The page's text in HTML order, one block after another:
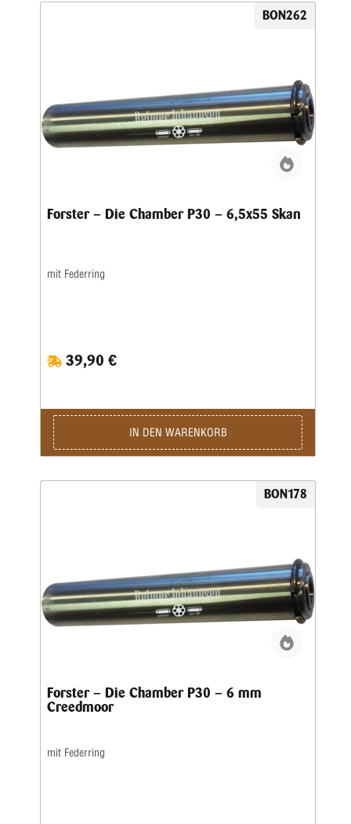
BON262
Forster – Die Chamber P30 – 6,5x55 Skan
mit Federring
39,90 €
IN DEN WARENKORB
BON178
Forster – Die Chamber P30 – 6 mm
Creedmoor
mit Federring